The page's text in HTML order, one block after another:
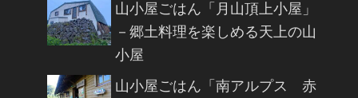
山小屋ごはん「月山頂上小屋」
－郷土料理を楽しめる天上の山
小屋
山小屋ごはん「南アルプス 赤